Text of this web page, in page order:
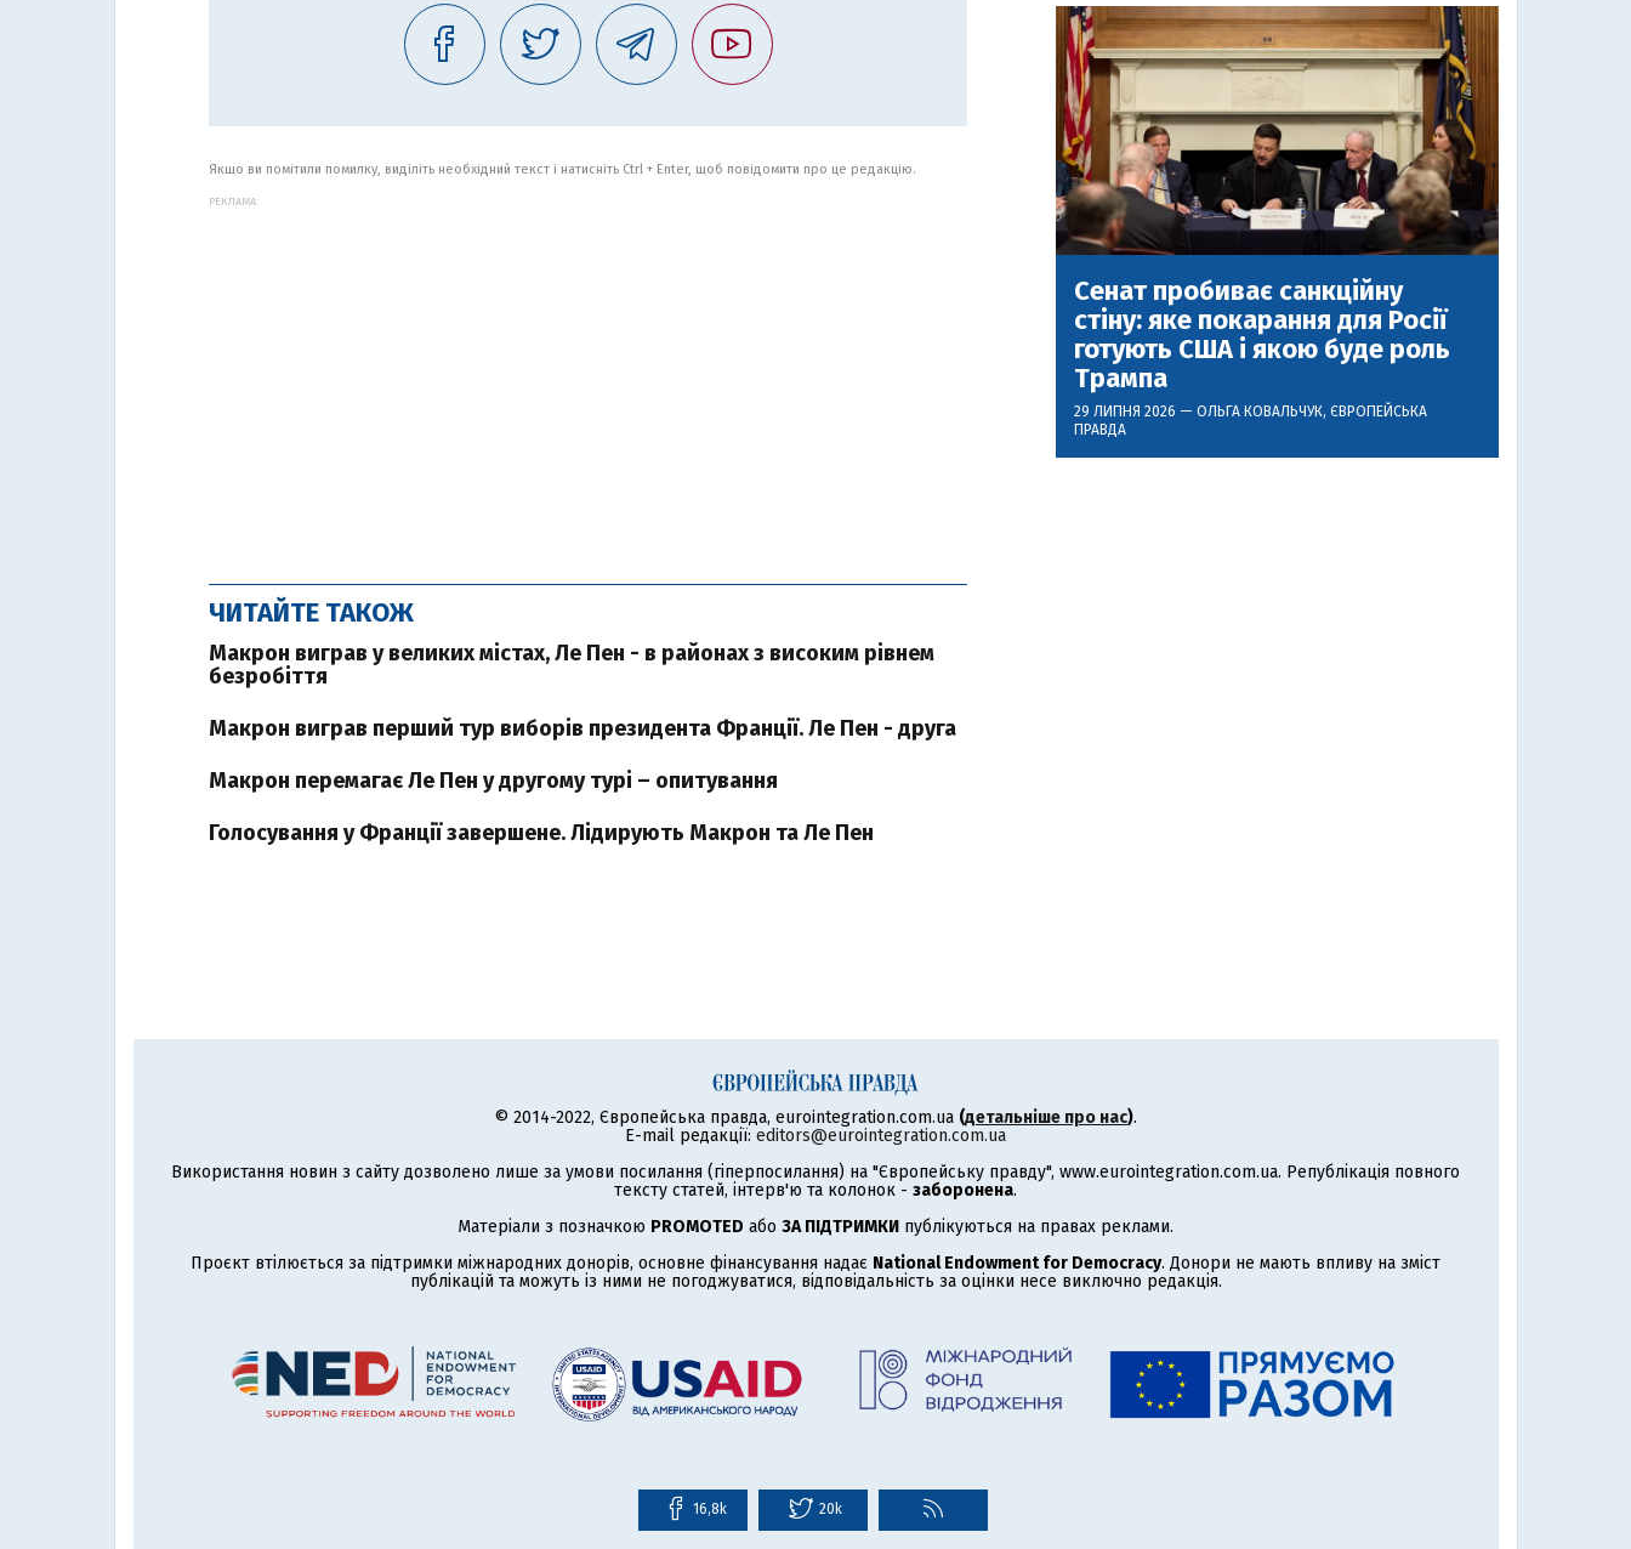
Якщо ви помітили помилку, виділіть необхідний текст і натисніть Ctrl + Enter, щоб повідомити про це редакцію.
РЕКЛАМА:
ЧИТАЙТЕ ТАКОЖ
Макрон виграв у великих містах, Ле Пен - в районах з високим рівнем
безробіття
Макрон виграв перший тур виборів президента Франції. Ле Пен - друга
Макрон перемагає Ле Пен у другому турі – опитування
Голосування у Франції завершене. Лідирують Макрон та Ле Пен
Сенат пробиває санкційну
стіну: яке покарання для Росії
готують США і якою буде роль
Трампа
29 ЛИПНЯ 2026 — ОЛЬГА КОВАЛЬЧУК, ЄВРОПЕЙСЬКА
ПРАВДА
© 2014-2022, Європейська правда, eurointegration.com.ua (детальніше про нас).
E-mail редакції: editors@eurointegration.com.ua
Використання новин з сайту дозволено лише за умови посилання (гіперпосилання) на "Європейську правду", www.eurointegration.com.ua. Републікація повного
тексту статей, інтерв'ю та колонок - заборонена.
Матеріали з позначкою PROMOTED або ЗА ПІДТРИМКИ публікуються на правах реклами.
Проєкт втілюється за підтримки міжнародних донорів, основне фінансування надає National Endowment for Democracy. Донори не мають впливу на зміст
публікацій та можуть із ними не погоджуватися, відповідальність за оцінки несе виключно редакція.
16,8k 20k